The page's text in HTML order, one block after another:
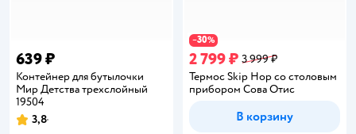
639 ₽
Контейнер для бутылочки
Мир Детства трехслойный
19504
Рейтинг:
3,8
−30%
2 799 ₽ 3 999 ₽
Термос Skip Hop со столовым
прибором Сова Отис
В корзину